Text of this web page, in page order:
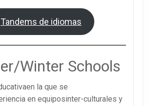
Tandems de idiomas
Winter Schools
la que se
en equiposinter-culturales y